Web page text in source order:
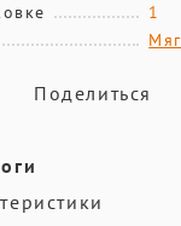
1
Поделиться